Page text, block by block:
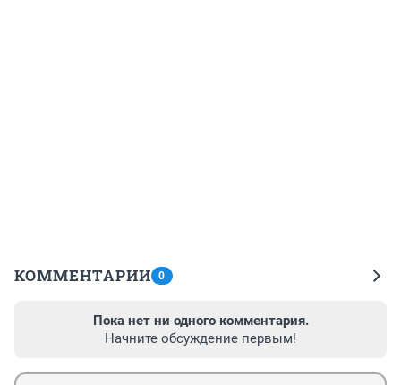
КОММЕНТАРИИ 0
Пока нет ни одного комментария.
Начните обсуждение первым!